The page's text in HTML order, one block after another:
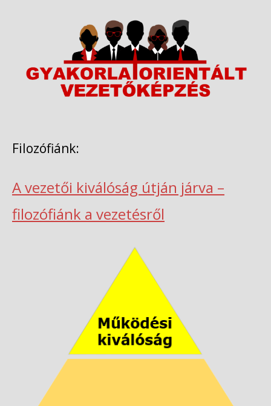
Filozófiánk:
A vezetői kiválóság útján járva –
filozófiánk a vezetésről